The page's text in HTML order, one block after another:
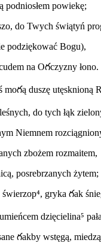
podniosłem powiekę;
do Twych świątyń
poǳiękować Bogu),
na Oగczyzny łono.
moగą duszę utęsknioną
do tych łąk
Niemnem
zbożem rozmaitem,
posrebrzanych żytem;
gryka గak
ǳięcielina⁵
గakby wstęgą, mieǳą